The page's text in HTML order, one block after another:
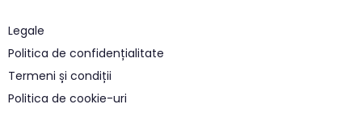
Legale
Politica de confidențialitate
Termeni și condiții
Politica de cookie-uri